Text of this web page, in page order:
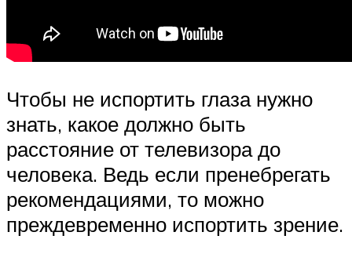
Чтобы не испортить глаза нужно
знать, какое должно быть
расстояние от телевизора до
человека. Ведь если пренебрегать
рекомендациями, то можно
преждевременно испортить зрение.